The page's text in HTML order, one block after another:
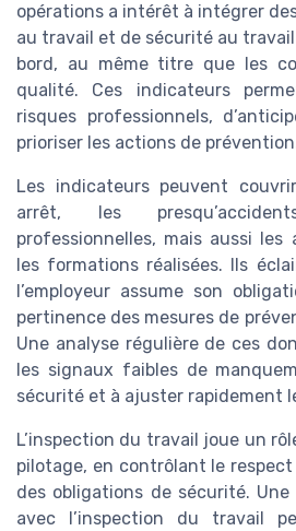
opérations a intérêt à intégrer
au travail et de sécurité au
bord, au même titre que les
qualité. Ces indicateurs
risques professionnels,
prioriser les actions de
Les indicateurs peuvent
arrêt, les
professionnelles, mais aussi
les formations réalisées. Ils
l’employeur assume son
pertinence des mesures de
Une analyse régulière de ces
les signaux faibles de
sécurité et à ajuster rapidement
L’inspection du travail joue un
pilotage, en contrôlant le
des obligations de sécurité.
avec l’inspection du travail